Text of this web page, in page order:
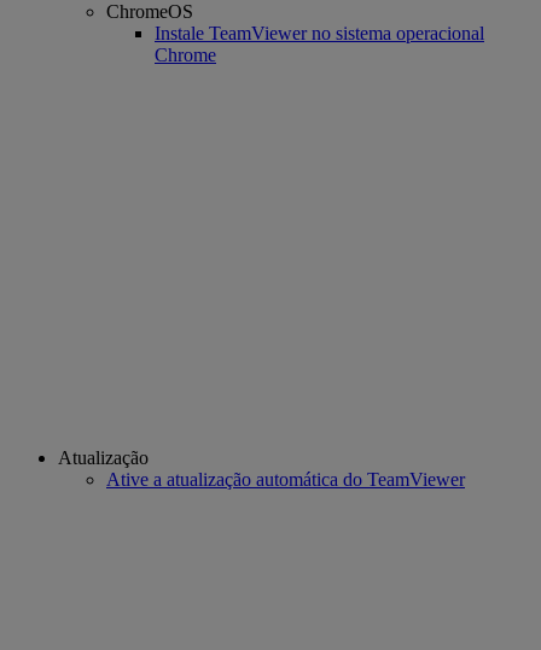
ChromeOS
Instale TeamViewer no sistema operacional
Chrome
Atualização
Ative a atualização automática do TeamViewer